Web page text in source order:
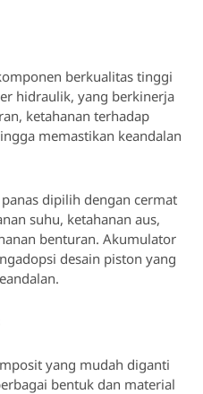
berkualitas tinggi
hidraulik, yang berkinerja
ketahanan terhadap
memastikan keandalan
dipilih dengan cermat
suhu, ketahanan aus,
benturan. Akumulator
desain piston yang
yang mudah diganti
bentuk dan material